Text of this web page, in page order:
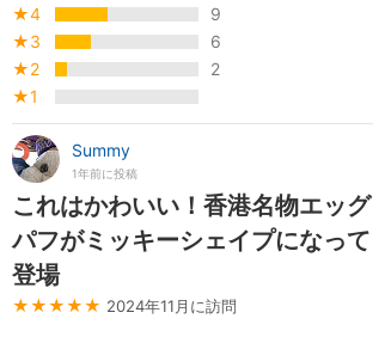
★4
9
★3
6
★2
2
★1
Summy
1年前に投稿
これはかわいい！香港名物エッグ
パフがミッキーシェイプになって
登場
★★★★★ 2024年11月に訪問